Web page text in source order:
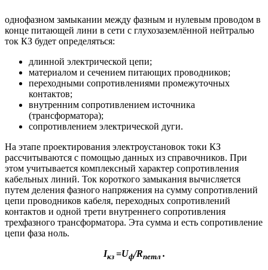
однофазном замыкании между фазным и нулевым проводом в
конце питающей лини в сети с глухозаземлённой нейтралью
ток КЗ будет определяться:
длинной электрической цепи;
материалом и сечением питающих проводников;
переходными сопротивлениями промежуточных
контактов;
внутренним сопротивлением источника
(трансформатора);
сопротивлением электрической дуги.
На этапе проектирования электроустановок токи КЗ
рассчитываются с помощью данных из справочников. При
этом учитывается комплексный характер сопротивления
кабельных линий. Ток короткого замыкания вычисляется
путем деления фазного напряжения на сумму сопротивлений
цепи проводников кабеля, переходных сопротивлений
контактов и одной трети внутреннего сопротивления
трехфазного трансформатора. Эта сумма и есть сопротивление
цепи фаза ноль.
Iкз =Uф/Rпетл .